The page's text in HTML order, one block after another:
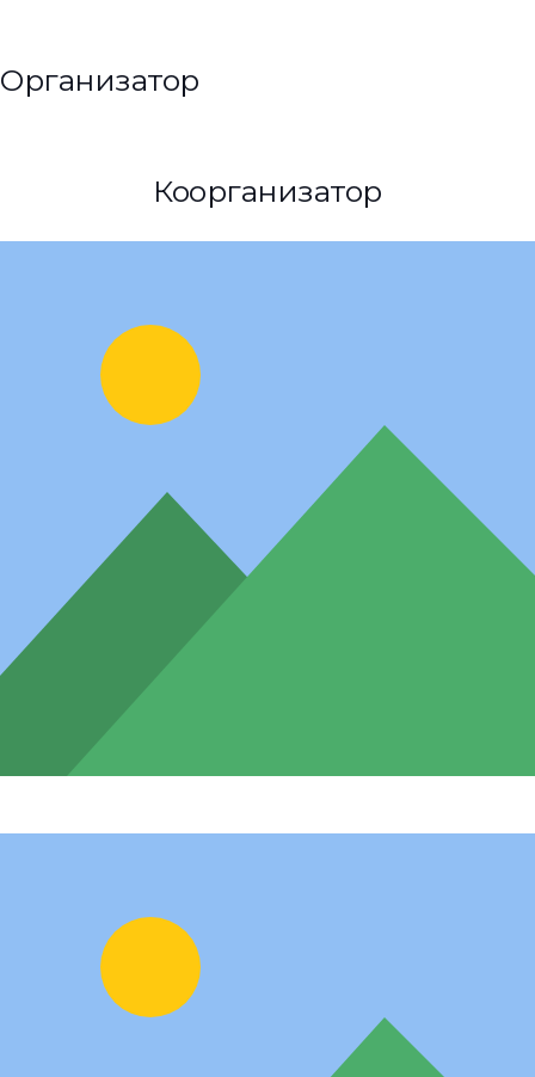
Организатор
Коорганизатор